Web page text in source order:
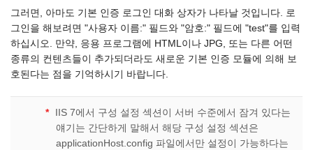
그러면, 아마도 기본 인증 로그인 대화 상자가 나타날 것입니다. 로
그인을 해보려면 "사용자 이름:" 필드와 "암호:" 필드에 "test"를 입력
하십시오. 만약, 응용 프로그램에 HTML이나 JPG, 또는 다른 어떤
종류의 컨텐츠들이 추가되더라도 새로운 기본 인증 모듈에 의해 보
호된다는 점을 기억하시기 바랍니다.
*
IIS 7에서 구성 설정 섹션이 서버 수준에서 잠겨 있다는
얘기는 간단하게 말해서 해당 구성 설정 섹션은
applicationHost.config 파일에서만 설정이 가능하다는